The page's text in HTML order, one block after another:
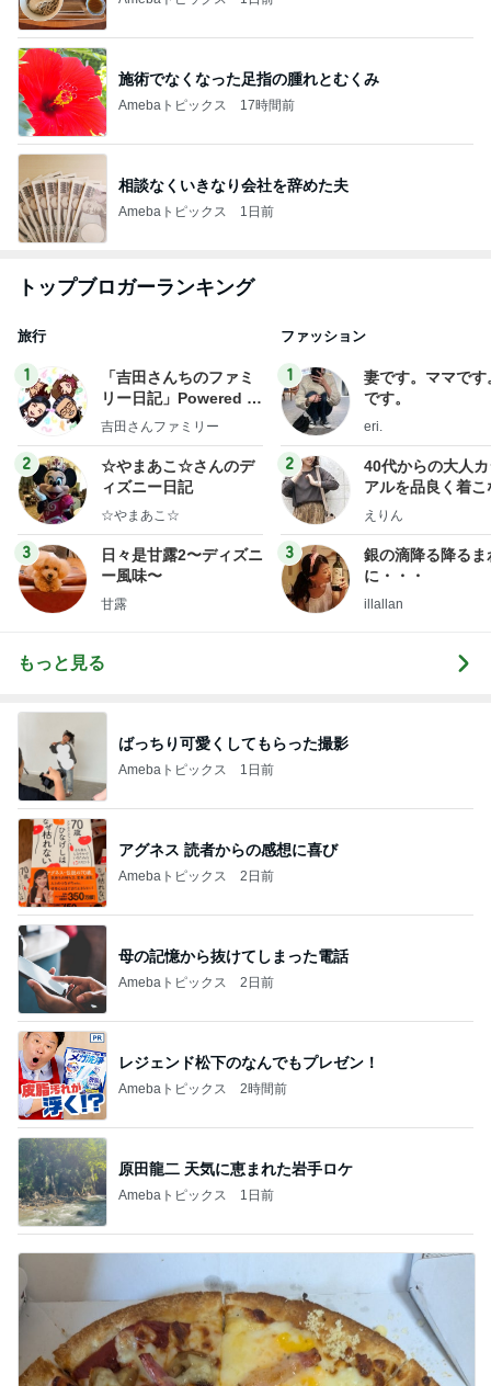
施術でなくなった足指の腫れとむくみ
Amebaトピックス 17時間前
相談なくいきなり会社を辞めた夫
Amebaトピックス 1日前
トップブロガーランキング
旅行
1
「吉田さんちのファミ
リー日記」Powered b
y Ameba 吉田さんファ
ログ
吉田さんファミリー
2
☆やまあこ☆さんのデ
ィズニー日記
☆やまあこ☆
3
日々是甘露2〜ディズニ
ー風味〜
甘露
ファッション
1
妻です。ママです
です。
eri.
2
40代からの大人
アルを品良く着こ
ファッションブロ
えりん
3
銀の滴降る降るま
に・・・
illallan
もっと見る
ばっちり可愛くしてもらった撮影
Amebaトピックス 1日前
アグネス 読者からの感想に喜び
Amebaトピックス 2日前
母の記憶から抜けてしまった電話
Amebaトピックス 2日前
レジェンド松下のなんでもプレゼン！
Amebaトピックス 2時間前
原田龍二 天気に恵まれた岩手ロケ
Amebaトピックス 1日前